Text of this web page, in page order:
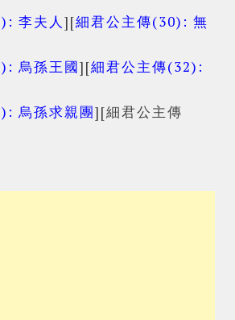
李夫人 ][細君公主傳(30): 無
烏孫王國][細君公主傳(32):
烏孫求親團][細君公主傳